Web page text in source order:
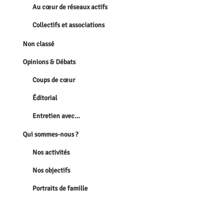
Au cœur de réseaux actifs
Collectifs et associations
Non classé
Opinions & Débats
Coups de cœur
Éditorial
Entretien avec…
Qui sommes-nous ?
Nos activités
Nos objectifs
Portraits de famille